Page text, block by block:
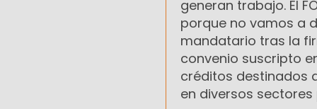
generan trabajo. El
porque no vamos a
mandatario tras la
convenio suscripto
créditos destinados
en diversos